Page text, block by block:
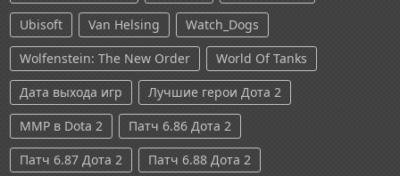
Ubisoft
Van Helsing
Watch_Dogs
Wolfenstein: The New Order
World Of Tanks
Дата выхода игр
Лучшие герои Дота 2
ММР в Dota 2
Патч 6.86 Дота 2
Патч 6.87 Дота 2
Патч 6.88 Дота 2